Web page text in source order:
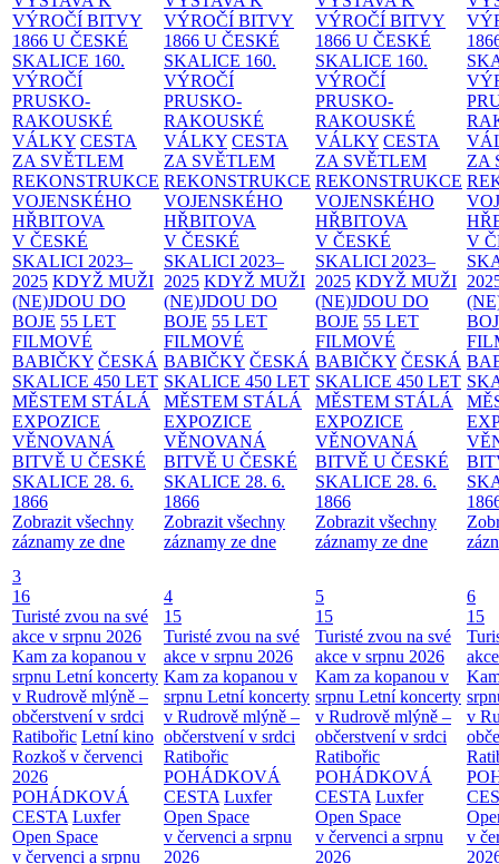
VÝROČÍ BITVY
1866 U ČESKÉ
SKALICE 160.
VÝROČÍ
PRUSKO-
RAKOUSKÉ
VÁLKY CESTA
ZA SVĚTLEM
REKONSTRUKCE
VOJENSKÉHO
HŘBITOVA
V ČESKÉ
SKALICI 2023–
2025 KDYŽ MUŽI
(NE)JDOU DO
BOJE 55 LET
FILMOVÉ
BABIČKY ČESKÁ
SKALICE 450 LET
MĚSTEM STÁLÁ
EXPOZICE
VĚNOVANÁ
BITVĚ U ČESKÉ
SKALICE 28. 6.
1866
Zobrazit všechny
záznamy ze dne
VÝROČÍ BITVY
1866 U ČESKÉ
SKALICE 160.
VÝROČÍ
PRUSKO-
RAKOUSKÉ
VÁLKY CESTA
ZA SVĚTLEM
REKONSTRUKCE
VOJENSKÉHO
HŘBITOVA
V ČESKÉ
SKALICI 2023–
2025 KDYŽ MUŽI
(NE)JDOU DO
BOJE 55 LET
FILMOVÉ
BABIČKY ČESKÁ
SKALICE 450 LET
MĚSTEM STÁLÁ
EXPOZICE
VĚNOVANÁ
BITVĚ U ČESKÉ
SKALICE 28. 6.
1866
Zobrazit všechny
záznamy ze dne
VÝROČÍ BITVY
1866 U ČESKÉ
SKALICE 160.
VÝROČÍ
PRUSKO-
RAKOUSKÉ
VÁLKY CESTA
ZA SVĚTLEM
REKONSTRUKCE
VOJENSKÉHO
HŘBITOVA
V ČESKÉ
SKALICI 2023–
2025 KDYŽ MUŽI
(NE)JDOU DO
BOJE 55 LET
FILMOVÉ
BABIČKY ČESKÁ
SKALICE 450 LET
MĚSTEM STÁLÁ
EXPOZICE
VĚNOVANÁ
BITVĚ U ČESKÉ
SKALICE 28. 6.
1866
Zobrazit všechny
záznamy ze dne
ZA
V
3
16
Turisté zvou na své
akce v srpnu 2026
Kam za kopanou v
srpnu Letní koncerty
v Rudrově mlýně –
občerstvení v srdci
Ratibořic Letní kino
Rozkoš v červenci
2026
POHÁDKOVÁ
CESTA Luxfer
Open Space
v červenci a srpnu
4
15
Turisté zvou na své
akce v srpnu 2026
Kam za kopanou v
srpnu Letní koncerty
v Rudrově mlýně –
občerstvení v srdci
Ratibořic
POHÁDKOVÁ
CESTA Luxfer
Open Space
v červenci a srpnu
2026
5
15
Turisté zvou na své
akce v srpnu 2026
Kam za kopanou v
srpnu Letní koncerty
v Rudrově mlýně –
občerstvení v srdci
Ratibořic
POHÁDKOVÁ
CESTA Luxfer
Open Space
v červenci a srpnu
2026
6
15
v
v